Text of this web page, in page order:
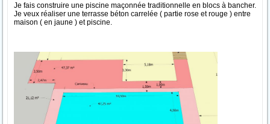
Je fais construire une piscine maçonnée traditionnelle en blocs à bancher.
Je veux réaliser une terrasse béton carrelée ( partie rose et rouge ) entre
maison ( en jaune ) et piscine.